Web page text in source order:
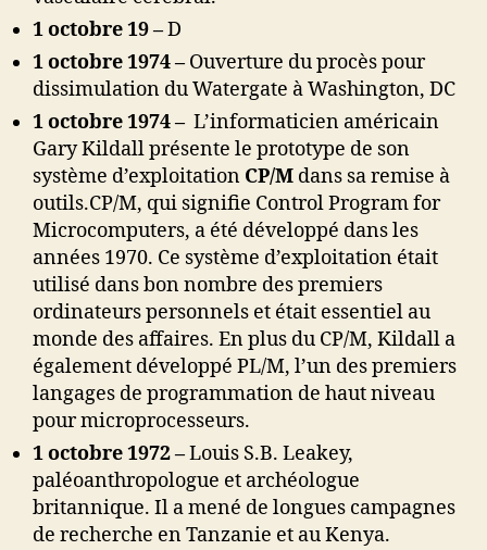
1 octobre 19–D
1 octobre 1974 – Ouverture du procès pour
dissimulation du Watergate à Washington, DC
1 octobre 1974 – L’informaticien américain
Gary Kildall présente le prototype de son
système d’exploitation CP/M dans sa remise à
outils.CP/M, qui signifie Control Program for
Microcomputers, a été développé dans les
années 1970. Ce système d’exploitation était
utilisé dans bon nombre des premiers
ordinateurs personnels et était essentiel au
monde des affaires. En plus du CP/M, Kildall a
également développé PL/M, l’un des premiers
langages de programmation de haut niveau
pour microprocesseurs.
1 octobre 1972 –Louis S.B. Leakey,
paléoanthropologue et archéologue
britannique. Il a mené de longues campagnes
de recherche en Tanzanie et au Kenya.